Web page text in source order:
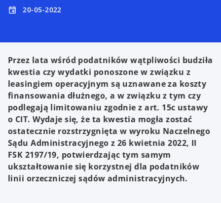
event 20-05-2022
Przez lata wśród podatników wątpliwości budziła
kwestia czy wydatki ponoszone w związku z
leasingiem operacyjnym są uznawane za koszty
finansowania dłużnego, a w związku z tym czy
podlegają limitowaniu zgodnie z art. 15c ustawy
o CIT. Wydaje się, że ta kwestia mogła zostać
ostatecznie rozstrzygnięta w wyroku Naczelnego
Sądu Administracyjnego z 26 kwietnia 2022, II
FSK 2197/19, potwierdzając tym samym
ukształtowanie się korzystnej dla podatników
linii orzeczniczej sądów administracyjnych.